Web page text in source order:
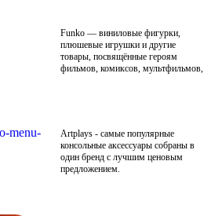
Funko — виниловые фигурки,
плюшевые игрушки и другие
товары, посвящённые героям
фильмов, комиксов, мультфильмов,
Artplays - самые популярные
консольные аксессуары собраны в
один бренд с лучшим ценовым
предложением.